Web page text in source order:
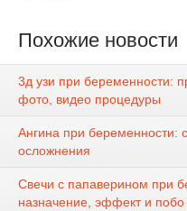
Похожие новости
3д узи при беременности:
фото, видео процедуры
Ангина при беременности:
осложнения
Свечи с папаверином при
назначение, эффект и побо